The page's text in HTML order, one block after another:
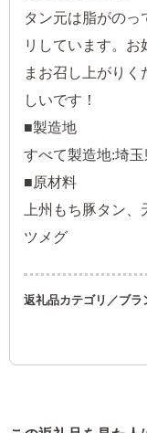
タン元は脂がのっ
リしています。お
まお召し上がり
しいです！
■製造地
すべて製造地:埼
■原材料
上州もち豚タン
ツメグ
返礼品カテゴリ／ブラ